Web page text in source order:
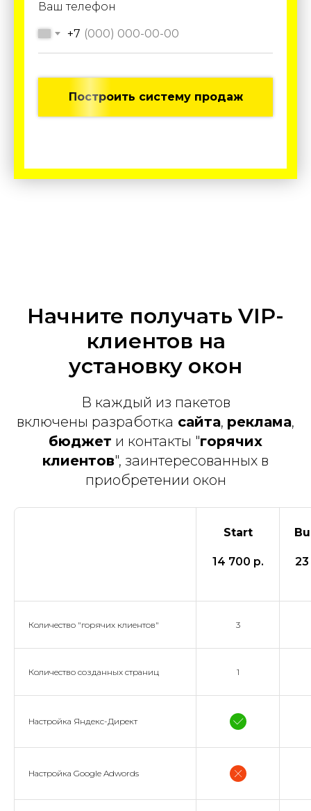
Ваш телефон
+7
Построить систему продаж
Начните получать VIP-
клиентов на
установку окон
В каждый из пакетов
включены разработка сайта, реклама,
бюджет и контакты "горячих
клиентов", заинтересованных в
приобретении окон
Start
14 700 р.
Количество "горячих клиентов" 3
Количество созданных страниц 1
Настройка Яндекс-Директ
Настройка Google Adwords